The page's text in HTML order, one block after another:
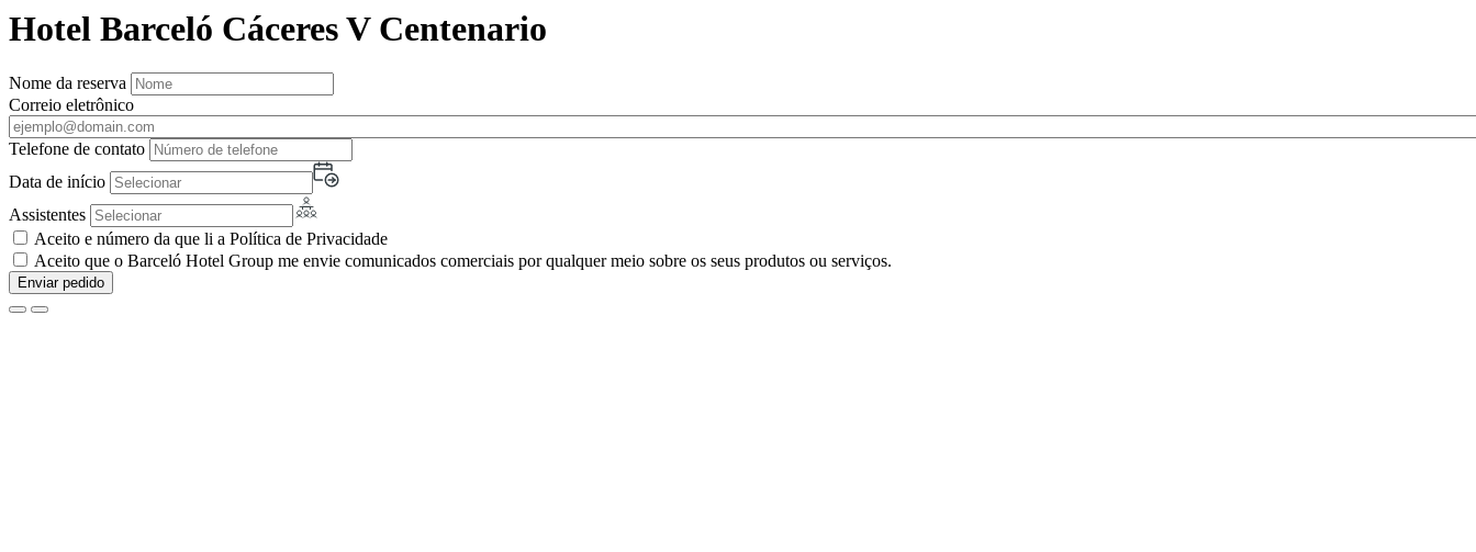
Hotel Barceló Cáceres V Centenario
Nome da reserva
Correio eletrônico
Telefone de contato
Data de início
Assistentes
Aceito e número da que li a Política de Privacidade
Aceito que o Barceló Hotel Group me envie comunicados comerciais por qualquer meio sobre os seus produtos ou serviços.
Enviar pedido